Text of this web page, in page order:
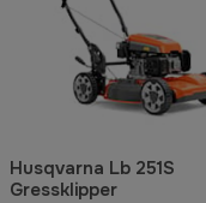
Husqvarna Lb 251S
Gressklipper